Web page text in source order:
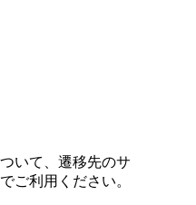
いて、遷移先のサ
ご利用ください。